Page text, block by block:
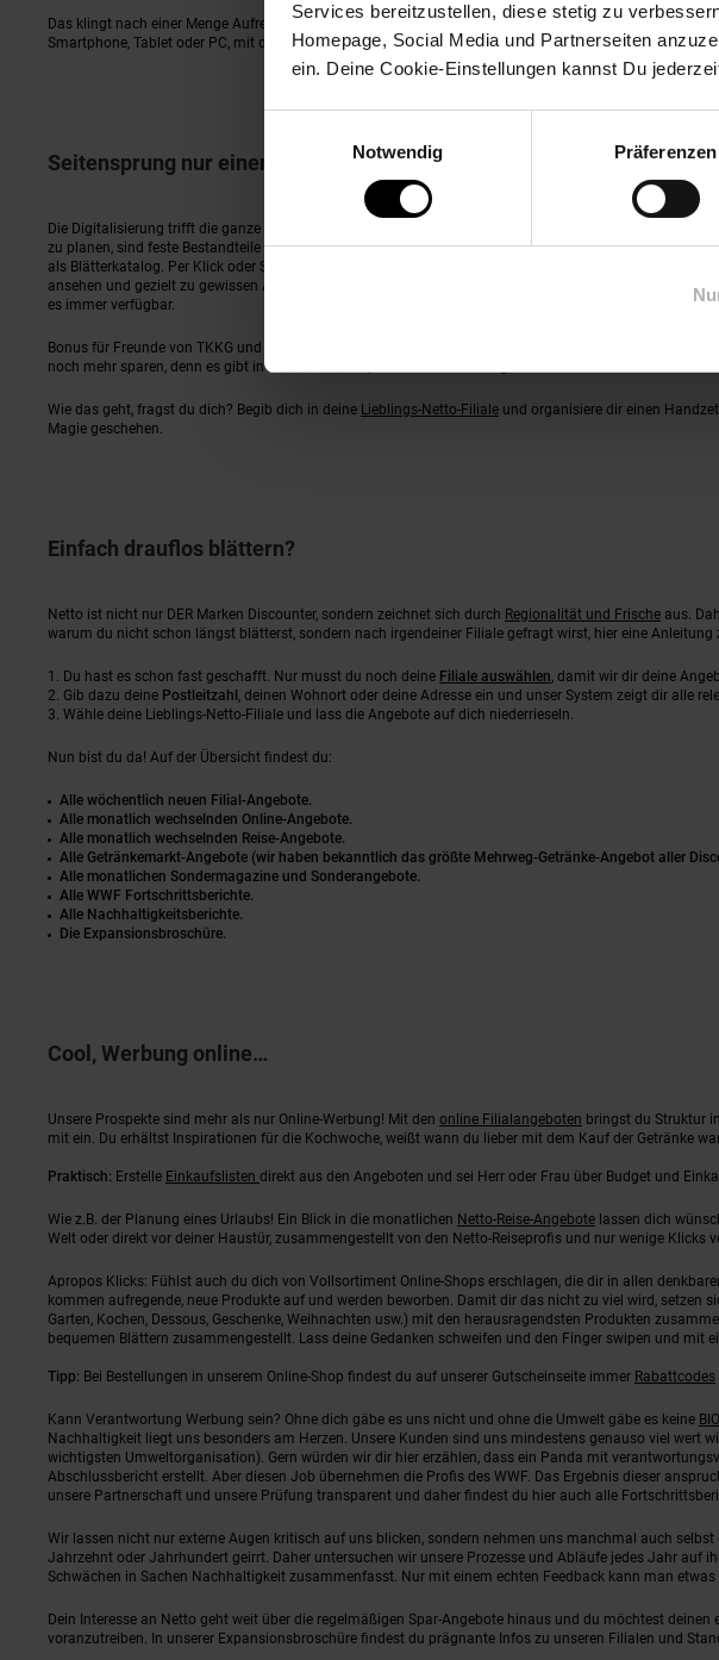
Services bereitzustellen, diese stetig zu
Homepage, Social Media und Partnerseiten
ein. Deine Cookie-Einstellungen kannst Du
Notwendig
Präferenzen
Das klingt nach einer Menge Aufregung und der Papierbeifang, der direkt im Müll landet, macht die
Smartphone, Tablet oder PC, mit dem Netto-Online-Prospekt!
Seitensprung nur einen Klick entfernt – Blättern mit der Maus
Die Digitalisierung trifft die ganze Gesellschaft, den einen überraschend und den anderen ganz gut
zu planen, sind feste Bestandteile vieler Menschen und sollten bei der Digitalisierung nicht wegfallen.
als Blätterkatalog. Per Klick oder Swipe auf deinem Touchgerät kannst du Seite für Seite inspizieren
ansehen und gezielt zu gewissen Abschnitten springen. Einige Artikel lassen sich anklicken und du
es immer verfügbar.
Bonus für Freunde von TKKG und Augmented Reality: Wenn du noch kein Nutzer der
noch mehr sparen, denn es gibt in den offline Prospekten versteckte Angebote.
Wie das geht, fragst du dich? Begib dich in deine Lieblings-Netto-Filiale und organisiere dir einen
Magie geschehen.
Einfach drauflos blättern?
Netto ist nicht nur DER Marken Discounter, sondern zeichnet sich durch Regionalität und Frische aus.
warum du nicht schon längst blätterst, sondern nach irgendeiner Filiale gefragt wirst, hier eine Anleitung
Du hast es schon fast geschafft. Nur musst du noch deine Filiale auswählen, damit wir dir deine
Gib dazu deine Postleitzahl , deinen Wohnort oder deine Adresse ein und unser System zeigt dir alle
Wähle deine Lieblings-Netto-Filiale und lass die Angebote auf dich niederrieseln.
Nun bist du da! Auf der Übersicht findest du:
Alle wöchentlich neuen Filial-Angebote.
Alle monatlich wechselnden Online-Angebote.
Alle monatlich wechselnden Reise-Angebote.
Alle Getränkemarkt-Angebote (wir haben bekanntlich das größte Mehrweg-Getränke-Angebot aller
Alle monatlichen Sondermagazine und Sonderangebote.
Alle WWF Fortschrittsberichte.
Alle Nachhaltigkeitsberichte.
Die Expansionsbroschüre.
Cool, Werbung online…
Unsere Prospekte sind mehr als nur Online-Werbung! Mit den online Filialangeboten bringst du Struktur
mit ein. Du erhältst Inspirationen für die Kochwoche, weißt wann du lieber mit dem Kauf der Getränke
Praktisch: Erstelle Einkaufslisten direkt aus den Angeboten und sei Herr oder Frau über Budget und
Wie z.B. der Planung eines Urlaubs! Ein Blick in die monatlichen Netto-Reise-Angebote lassen dich
Welt oder direkt vor deiner Haustür, zusammengestellt von den Netto-Reiseprofis und nur wenige Klicks
Apropos Klicks: Fühlst auch du dich von Vollsortiment Online-Shops erschlagen, die dir in allen
kommen aufregende, neue Produkte auf und werden beworben. Damit dir das nicht zu viel wird,
Garten, Kochen, Dessous, Geschenke, Weihnachten usw.) mit den herausragendsten Produkten
bequemen Blättern zusammengestellt. Lass deine Gedanken schweifen und den Finger swipen und
Tipp: Bei Bestellungen in unserem Online-Shop findest du auf unserer Gutscheinseite immer Rabattcodes
Kann Verantwortung Werbung sein? Ohne dich gäbe es uns nicht und ohne die Umwelt gäbe es keine
Nachhaltigkeit liegt uns besonders am Herzen. Unsere Kunden sind uns mindestens genauso viel wert
wichtigsten Umweltorganisation). Gern würden wir dir hier erzählen, dass ein Panda mit
Abschlussbericht erstellt. Aber diesen Job übernehmen die Profis des WWF. Das Ergebnis dieser
unsere Partnerschaft und unsere Prüfung transparent und daher findest du hier auch alle
Wir lassen nicht nur externe Augen kritisch auf uns blicken, sondern nehmen uns manchmal auch
Jahrzehnt oder Jahrhundert geirrt. Daher untersuchen wir unsere Prozesse und Abläufe jedes Jahr
Schwächen in Sachen Nachhaltigkeit zusammenfasst. Nur mit einem echten Feedback kann man
Dein Interesse an Netto geht weit über die regelmäßigen Spar-Angebote hinaus und du möchtest
voranzutreiben. In unserer Expansionsbroschüre findest du prägnante Infos zu unseren Filialen und